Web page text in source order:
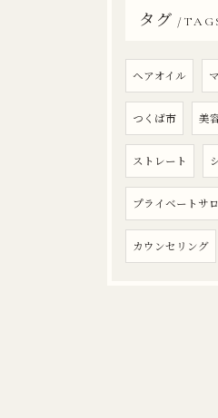
タグ
ヘアオイル
つくば市 美
ストレート
プライベートサ
カウンセリング